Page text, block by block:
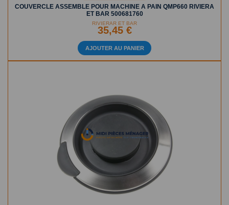
COUVERCLE ASSEMBLE POUR MACHINE A PAIN QMP660 RIVIERA
ET BAR 500681760
RIVIERAR ET BAR
35,45 €
AJOUTER AU PANIER